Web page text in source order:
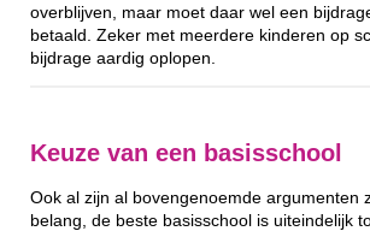
overblijven, maar moet daar wel een
betaald. Zeker met meerdere kinderen op
bijdrage aardig oplopen.
Keuze van een basisschool
Ook al zijn al bovengenoemde argumenten
belang, de beste basisschool is uiteindelijk